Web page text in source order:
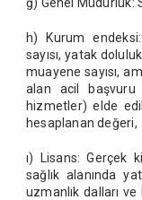
h) Kurum
sayısı, yatak
muayene sayısı,
alan acil başvuru
hizmetler) elde
hesaplanan değeri,
ı) Lisans: Gerçek
sağlık alanında
uzmanlık dalları